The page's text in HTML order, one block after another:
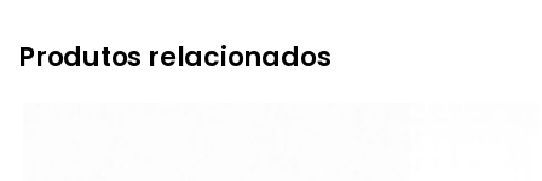
Produtos relacionados